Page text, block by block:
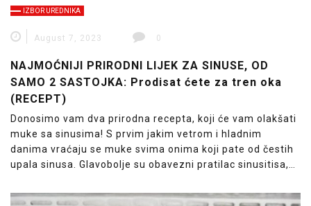
IZBOR UREDNIKA
August 7, 2023 0
NAJMOĆNIJI PRIRODNI LIJEK ZA SINUSE, OD
SAMO 2 SASTOJKA: Prodisat ćete za tren oka
(RECEPT)
Donosimo vam dva prirodna recepta, koji će vam olakšati
muke sa sinusima! S prvim jakim vetrom i hladnim
danima vraćaju se muke svima onima koji pate od čestih
upala sinusa. Glavobolje su obavezni pratilac sinusitisa,…